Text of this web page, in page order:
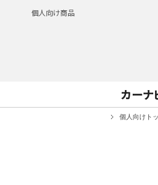
個人向け商品
カーナ
個人向けト